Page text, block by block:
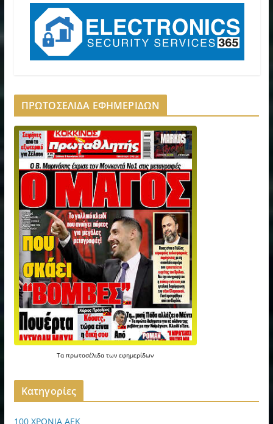
ΠΡΩΤΟΣΕΛΙΔΑ ΕΦΗΜΕΡΙΔΩΝ
Ταπρωτοσέλιδατωνεφημερίδων
Kατηγορίες
100 ΧΡΟΝΙΑ ΑΕΚ